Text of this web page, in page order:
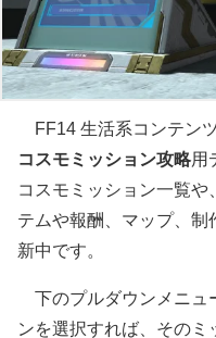
FF14 生活系コンテン
コスモミッション攻略用
コスモミッション一覧や
テムや報酬、マップ、制
新中です。
下のプルダウンメニ
ンを選択すれば、その